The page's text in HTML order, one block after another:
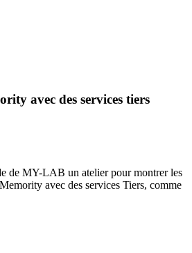
avec des services tiers
de MY-LAB un atelier pour montrer les
avec des services Tiers, comme